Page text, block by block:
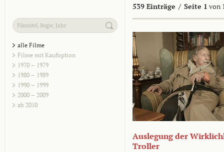
539 Einträge / Seite 1 von
alle Filme
Filme mit Kaufoption
1970 – 1979
1980 – 1989
1990 – 1999
2000 – 2009
ab 2010
Auslegung der
Troller